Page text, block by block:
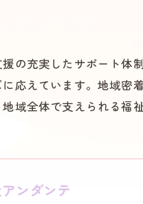
の充実したサポート
応えています。地域
域全体で支えられる福
ンダンテ